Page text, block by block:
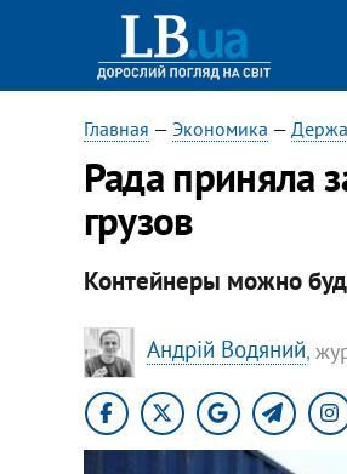
Главная — Экономика —
Рада приняла
грузов
Контейнеры можно
Андрій Водяний,